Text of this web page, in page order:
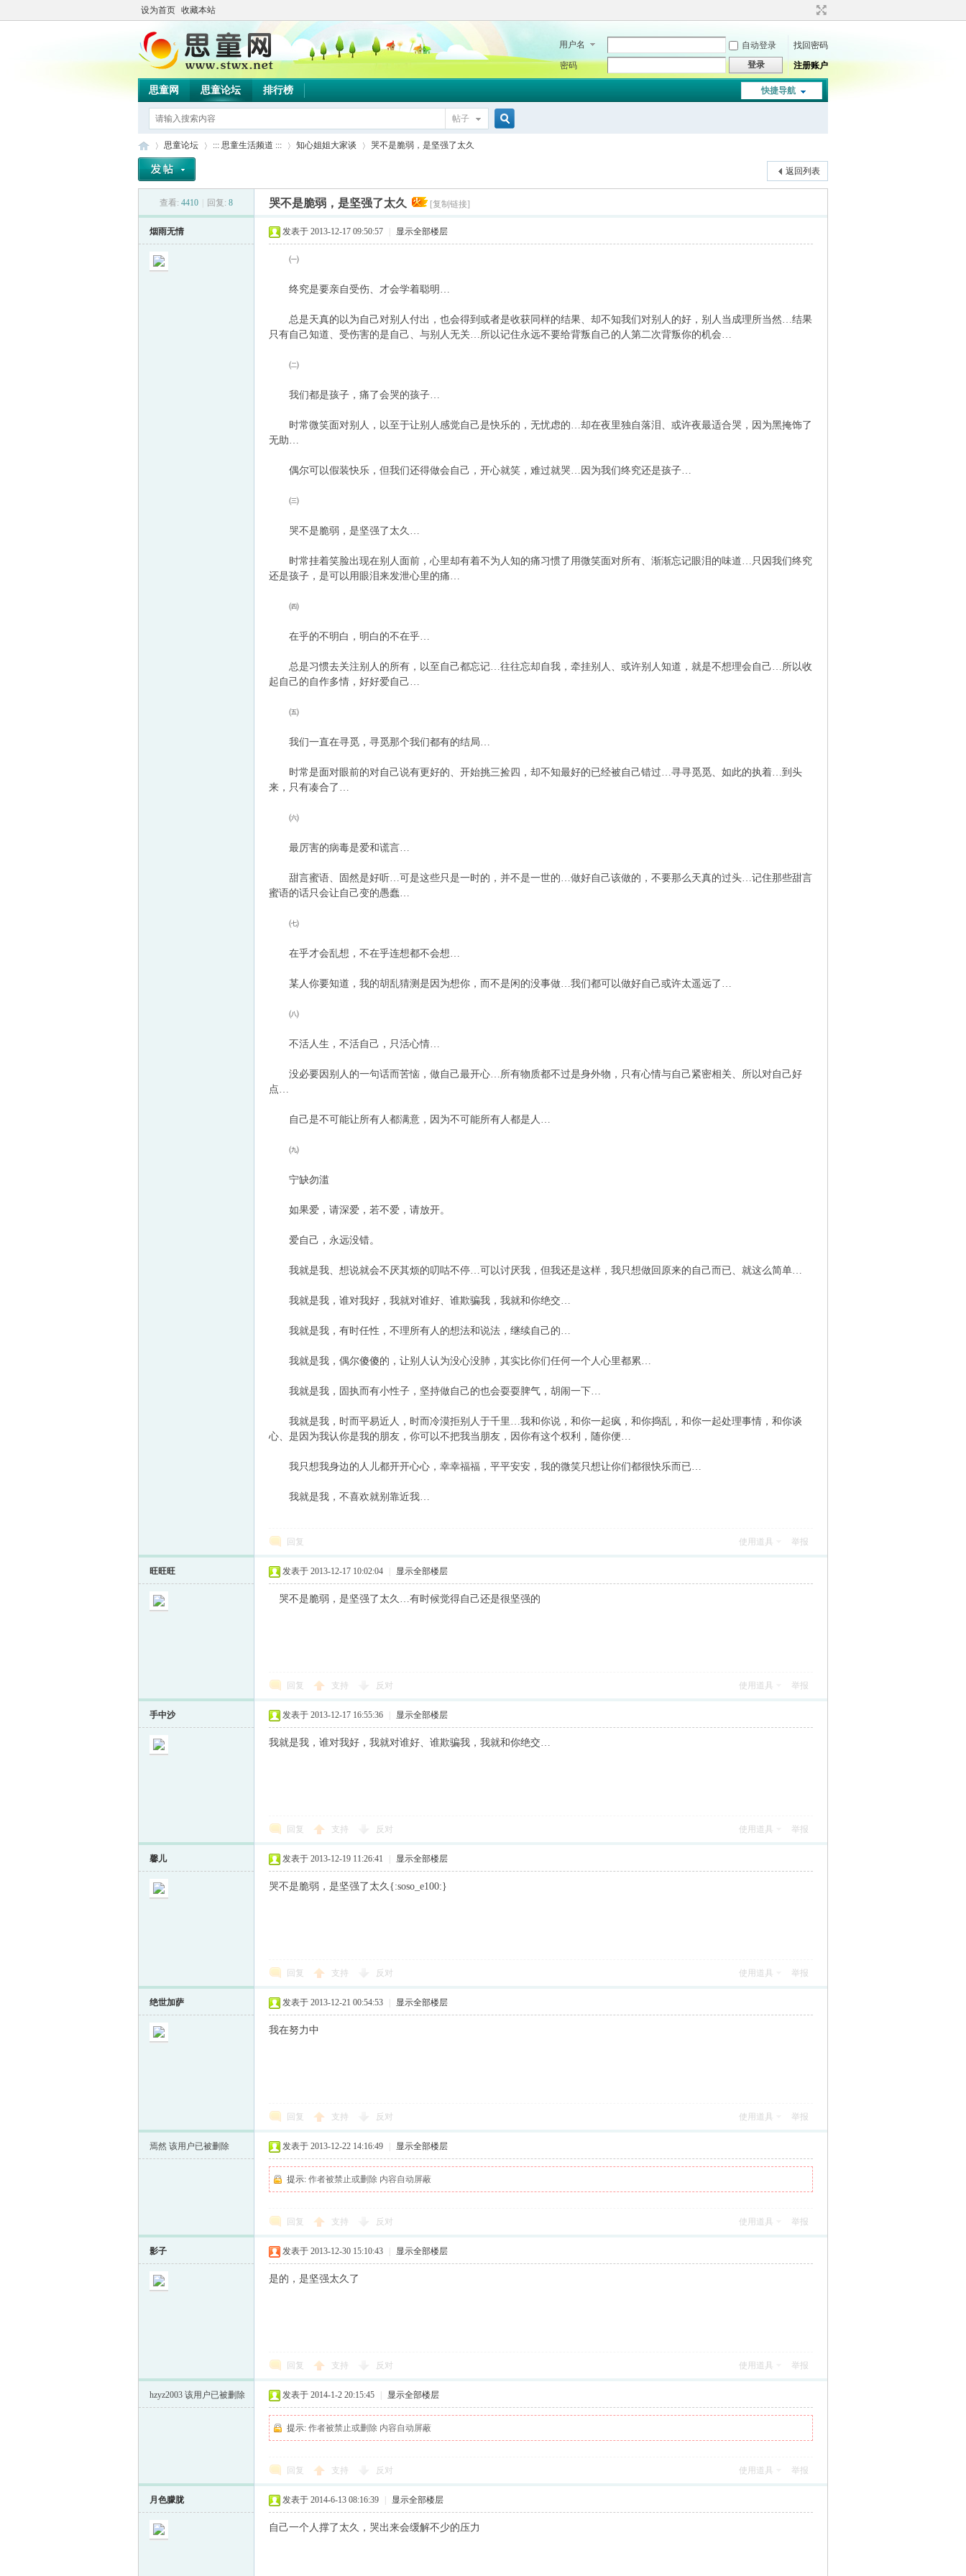
设为首页 收藏本站
用户名 自动登录
找回密码
密码
登录 注册账户
快捷导航
思童网 思童论坛 排行榜
帖子
思童论坛 ::: 思童生活频道 :::
›
知心姐姐大家谈
›
哭不是脆弱，是坚强了太久
返回列表
查看: 4410 回复: 8 哭不是脆弱，是坚强了太久 [复制链接]
烟雨无情 发表于 2013-12-17 09:50:57 显示全部楼层
㈠
终究是要亲自受伤、才会学着聪明…
总是天真的以为自己对别人付出，也会得到或者是收获同样的结果、却不知我们对别人的好，别人当成理所当然…结果
只有自己知道、受伤害的是自己、与别人无关…所以记住永远不要给背叛自己的人第二次背叛你的机会…
㈡
我们都是孩子，痛了会哭的孩子…
时常微笑面对别人，以至于让别人感觉自己是快乐的，无忧虑的…却在夜里独自落泪、或许夜最适合哭，因为黑掩饰了
无助…
偶尔可以假装快乐，但我们还得做会自己，开心就笑，难过就哭…因为我们终究还是孩子…
㈢
哭不是脆弱，是坚强了太久…
时常挂着笑脸出现在别人面前，心里却有着不为人知的痛习惯了用微笑面对所有、渐渐忘记眼泪的味道…只因我们终究
还是孩子，是可以用眼泪来发泄心里的痛…
㈣
在乎的不明白，明白的不在乎…
总是习惯去关注别人的所有，以至自己都忘记…往往忘却自我，牵挂别人、或许别人知道，就是不想理会自己…所以收
起自己的自作多情，好好爱自己…
㈤
我们一直在寻觅，寻觅那个我们都有的结局…
时常是面对眼前的对自己说有更好的、开始挑三捡四，却不知最好的已经被自己错过…寻寻觅觅、如此的执着…到头
来，只有凑合了…
㈥
最厉害的病毒是爱和谎言…
甜言蜜语、固然是好听…可是这些只是一时的，并不是一世的…做好自己该做的，不要那么天真的过头…记住那些甜言
蜜语的话只会让自己变的愚蠢…
㈦
在乎才会乱想，不在乎连想都不会想…
某人你要知道，我的胡乱猜测是因为想你，而不是闲的没事做…我们都可以做好自己或许太遥远了…
㈧
不活人生，不活自己，只活心情…
没必要因别人的一句话而苦恼，做自己最开心…所有物质都不过是身外物，只有心情与自己紧密相关、所以对自己好
点…
自己是不可能让所有人都满意，因为不可能所有人都是人…
㈨
宁缺勿滥
如果爱，请深爱，若不爱，请放开。
爱自己，永远没错。
我就是我、想说就会不厌其烦的叨咕不停…可以讨厌我，但我还是这样，我只想做回原来的自己而已、就这么简单…
我就是我，谁对我好，我就对谁好、谁欺骗我，我就和你绝交…
我就是我，有时任性，不理所有人的想法和说法，继续自己的…
我就是我，偶尔傻傻的，让别人认为没心没肺，其实比你们任何一个人心里都累…
我就是我，固执而有小性子，坚持做自己的也会耍耍脾气，胡闹一下…
我就是我，时而平易近人，时而冷漠拒别人于千里…我和你说，和你一起疯，和你捣乱，和你一起处理事情，和你谈
心、是因为我认你是我的朋友，你可以不把我当朋友，因你有这个权利，随你便…
我只想我身边的人儿都开开心心，幸幸福福，平平安安，我的微笑只想让你们都很快乐而已…
我就是我，不喜欢就别靠近我…
回复 使用道具 举报
旺旺旺 发表于 2013-12-17 10:02:04 显示全部楼层
哭不是脆弱，是坚强了太久…有时候觉得自己还是很坚强的
回复 支持 反对 使用道具 举报
手中沙 发表于 2013-12-17 16:55:36 显示全部楼层
我就是我，谁对我好，我就对谁好、谁欺骗我，我就和你绝交…
回复 支持 反对 使用道具 举报
馨儿 发表于 2013-12-19 11:26:41 显示全部楼层
哭不是脆弱，是坚强了太久{:soso_e100:}
回复 支持 反对 使用道具 举报
绝世加萨 发表于 2013-12-21 00:54:53 显示全部楼层
我在努力中
回复 支持 反对 使用道具 举报
焉然 该用户已被删除 发表于 2013-12-22 14:16:49 显示全部楼层
提示: 作者被禁止或删除 内容自动屏蔽
回复 支持 反对 使用道具 举报
影子 发表于 2013-12-30 15:10:43 显示全部楼层
是的，是坚强太久了
回复 支持 反对 使用道具 举报
hzyz2003 该用户已被删除 发表于 2014-1-2 20:15:45 显示全部楼层
提示: 作者被禁止或删除 内容自动屏蔽
回复 支持 反对 使用道具 举报
月色朦胧 发表于 2014-6-13 08:16:39 显示全部楼层
自己一个人撑了太久，哭出来会缓解不少的压力